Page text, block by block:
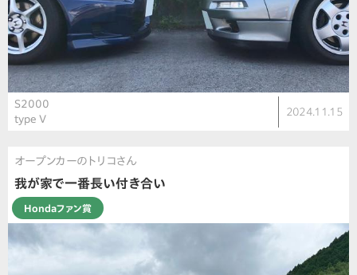
S2000
type V
2024.11.15
オープンカーのトリコさん
我が家で一番長い付き合い
Hondaファン賞